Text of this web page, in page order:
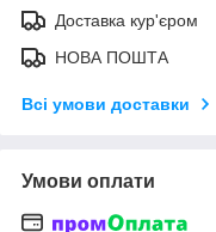
Доставка кур'єром
НОВА ПОШТА
Всі умови доставки
Умови оплати